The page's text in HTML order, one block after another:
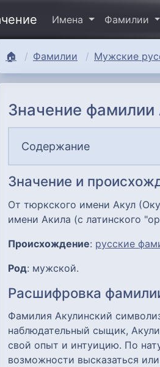
Имена Фамилии
🏠 Фамилии Мужские
Значение фамилии
Содержание
Значение и
От тюркского имени Акул
имени Акила (с латинского
Происхождение: русские
Род: мужской.
Расшифровка
Фамилия Акулинский
наблюдательный сыщик,
свой опыт и интуицию. По
возможности высказаться